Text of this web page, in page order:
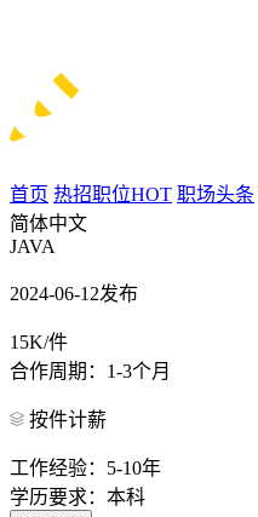
首页 热招职位HOT 职场头条
简体中文
JAVA
2024-06-12发布
15K/件
合作周期：1-3个月
按件计薪
工作经验：5-10年
学历要求：本科